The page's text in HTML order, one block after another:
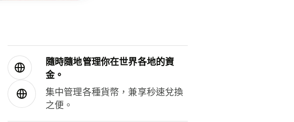
隨時隨地管理你在世界各地的資
金。
集中管理各種貨幣，兼享秒速兌換
之便。